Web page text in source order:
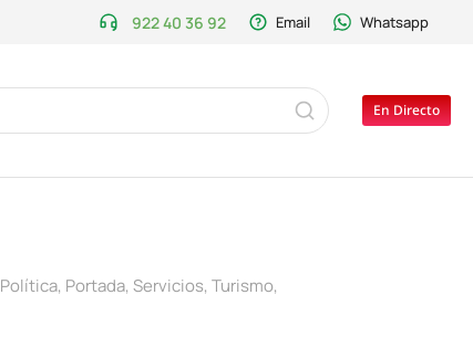
922 40 36 92 Email Whatsapp
En Directo
Política, Portada, Servicios, Turismo,